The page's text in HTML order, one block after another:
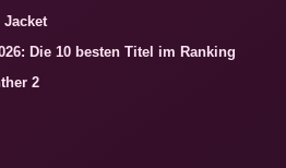
Jacket
Die 10 besten Titel im Ranking
2